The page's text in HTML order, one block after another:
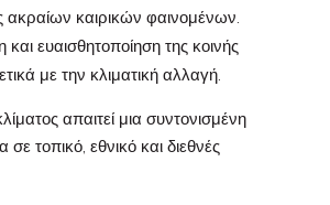
καιρικών φαινομένων.
και ευαισθητοποίηση της κοινής
με την κλιματική αλλαγή.
απαιτεί μια συντονισμένη
τοπικό, εθνικό και διεθνές